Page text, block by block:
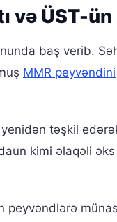
ÜST-ün
baş verib.
MMR peyvəndini
təşkil
kimi əlaqəli
peyvəndlərə